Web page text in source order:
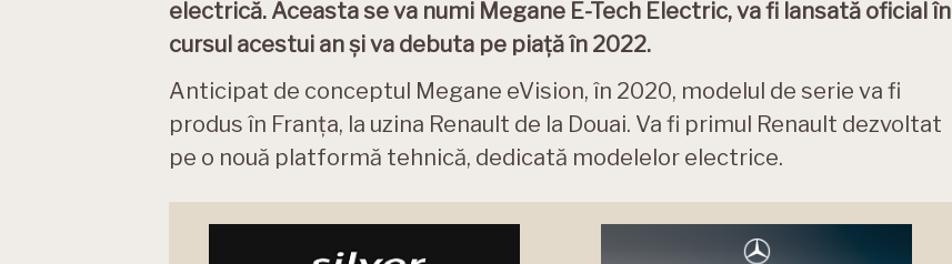
electrică. Aceasta se va numi Megane E-Tech Electric, va fi lansată oficial în
cursul acestui an și va debuta pe piață în 2022.
Anticipat de conceptul Megane eVision, în 2020, modelul de serie va fi
produs în Franța, la uzina Renault de la Douai. Va fi primul Renault dezvoltat
pe o nouă platformă tehnică, dedicată modelelor electrice.